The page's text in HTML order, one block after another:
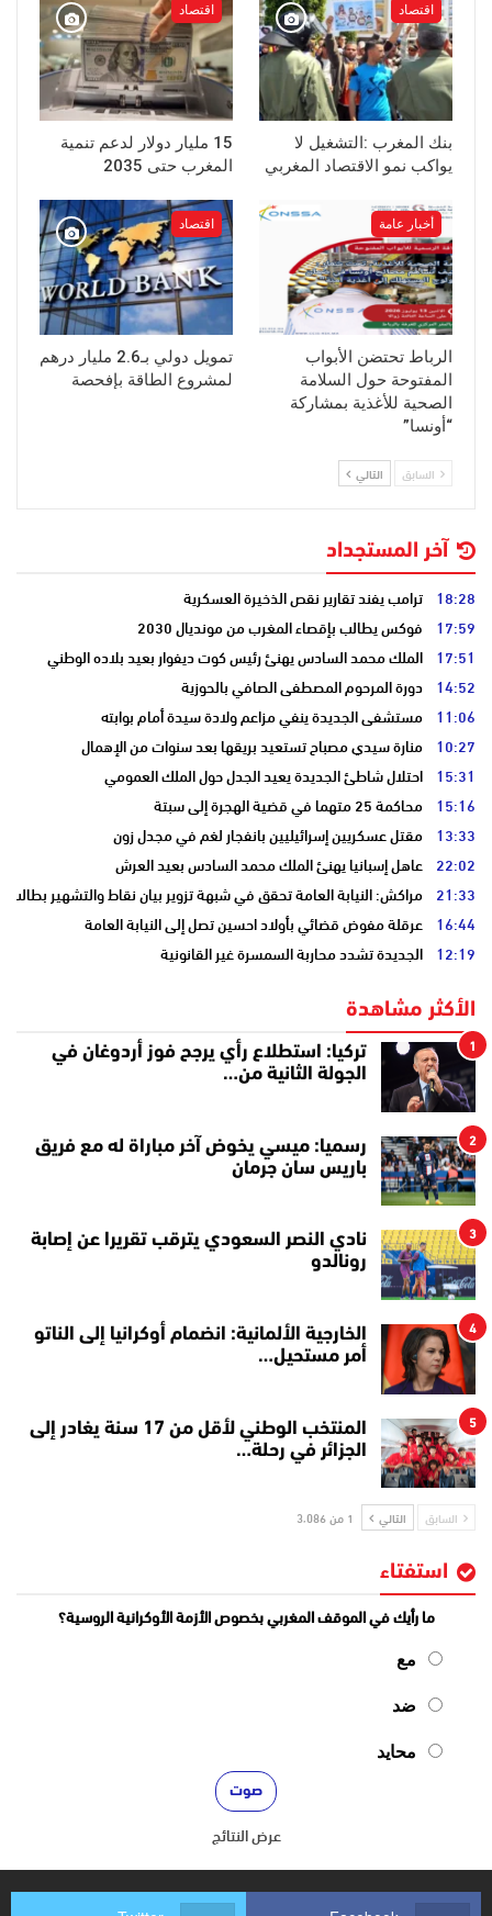
اقتصاد
بنك المغرب :التشغيل لا
يواكب نمو الاقتصاد المغربي
اقتصاد
15 مليار دولار لدعم تنمية
المغرب حتى 2035
أخبار عامة
الرباط تحتضن الأبواب
المفتوحة حول السلامة
الصحية للأغذية بمشاركة
“أونسا”
اقتصاد
تمويل دولي بـ2.6 مليار درهم
لمشروع الطاقة بإفحصة
السابق التالي
آخر المستجداد
18:28 ترامب يفند تقارير نقص الذخيرة العسكرية
17:59 فوكس يطالب بإقصاء المغرب من مونديال 2030
17:51 الملك محمد السادس يهنئ رئيس كوت ديفوار بعيد بلاده الوطني
14:52 دورة المرحوم المصطفى الصافي بالحوزية
11:06 مستشفى الجديدة ينفي مزاعم ولادة سيدة أمام بوابته
10:27 منارة سيدي مصباح تستعيد بريقها بعد سنوات من الإهمال
15:31 احتلال شاطئ الجديدة يعيد الجدل حول الملك العمومي
15:16 محاكمة 25 متهما في قضية الهجرة إلى سبتة
13:33 مقتل عسكريين إسرائيليين بانفجار لغم في مجدل زون
22:02 عاهل إسبانيا يهنئ الملك محمد السادس بعيد العرش
21:33 مراكش: النيابة العامة تحقق في شبهة تزوير بيان نقاط والتشهير بطالب
16:44 عرقلة مفوض قضائي بأولاد احسين تصل إلى النيابة العامة
12:19 الجديدة تشدد محاربة السمسرة غير القانونية
الأكثر مشاهدة
1
تركيا: استطلاع رأي يرجح فوز أردوغان في
الجولة الثانية من…
2
رسميا: ميسي يخوض آخر مباراة له مع فريق
باريس سان جرمان
3
نادي النصر السعودي يترقب تقريرا عن إصابة
رونالدو
4
الخارجية الألمانية: انضمام أوكرانيا إلى الناتو
أمر مستحيل…
5
المنتخب الوطني لأقل من 17 سنة يغادر إلى
الجزائر في رحلة…
السابق التالي 1 من 3٬086
استفتاء
ما رأيك في الموقف المغربي بخصوص الأزمة الأوكرانية الروسية؟
مع
ضد
محايد
عرض النتائج